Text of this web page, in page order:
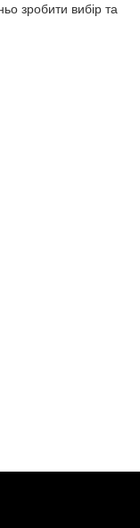
зробити вибір та